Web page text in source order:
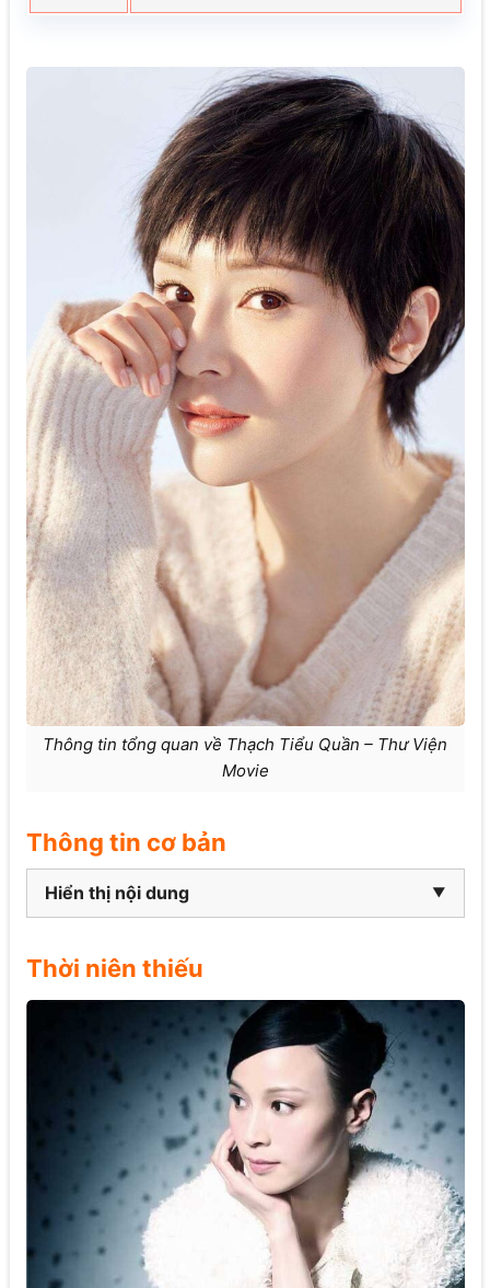
Thông tin tổng quan về Thạch Tiểu Quần – Thư Viện
Movie
Thông tin cơ bản
Hiển thị nội dung
Thời niên thiếu